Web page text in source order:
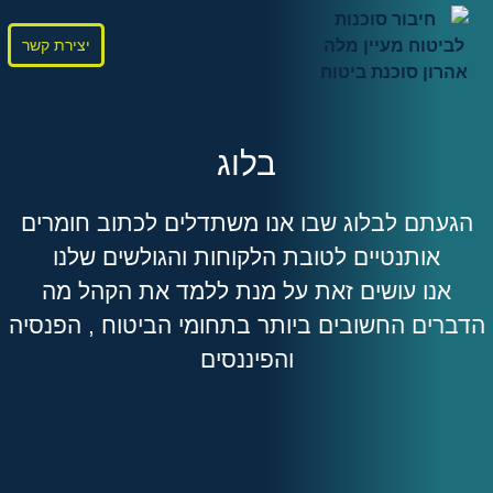
יצירת קשר
בלוג
הגעתם לבלוג שבו אנו משתדלים לכתוב חומרים
אותנטיים לטובת הלקוחות והגולשים שלנו
אנו עושים זאת על מנת ללמד את הקהל מה
הדברים החשובים ביותר בתחומי הביטוח , הפנסיה
והפיננסים